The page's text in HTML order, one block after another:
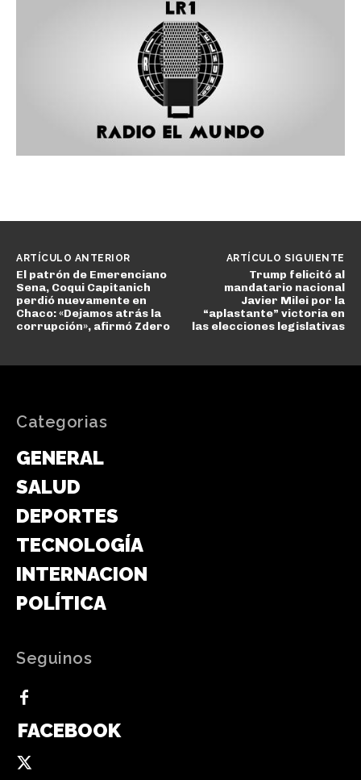
ARTÍCULO ANTERIOR
El patrón de Emerenciano
Sena, Coqui Capitanich
perdió nuevamente en
Chaco: «Dejamos atrás la
corrupción», afirmó Zdero
ARTÍCULO SIGUIENTE
Trump felicitó al
mandatario nacional
Javier Milei por la
“aplastante” victoria en
las elecciones legislativas
Categorias
GENERAL
SALUD
DEPORTES
TECNOLOGÍA
INTERNACIONAL
POLÍTICA
Seguinos
FACEBOOK